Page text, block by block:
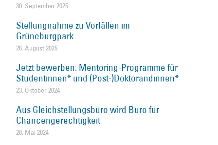
30. September 2025
Stellungnahme zu Vorfällen im
Grüneburgpark
26. August 2025
Jetzt bewerben: Mentoring-Programme für
Studentinnen* und (Post-)Doktorandinnen*
23. Oktober 2024
Aus Gleichstellungsbüro wird Büro für
Chancengerechtigkeit
28. Mai 2024